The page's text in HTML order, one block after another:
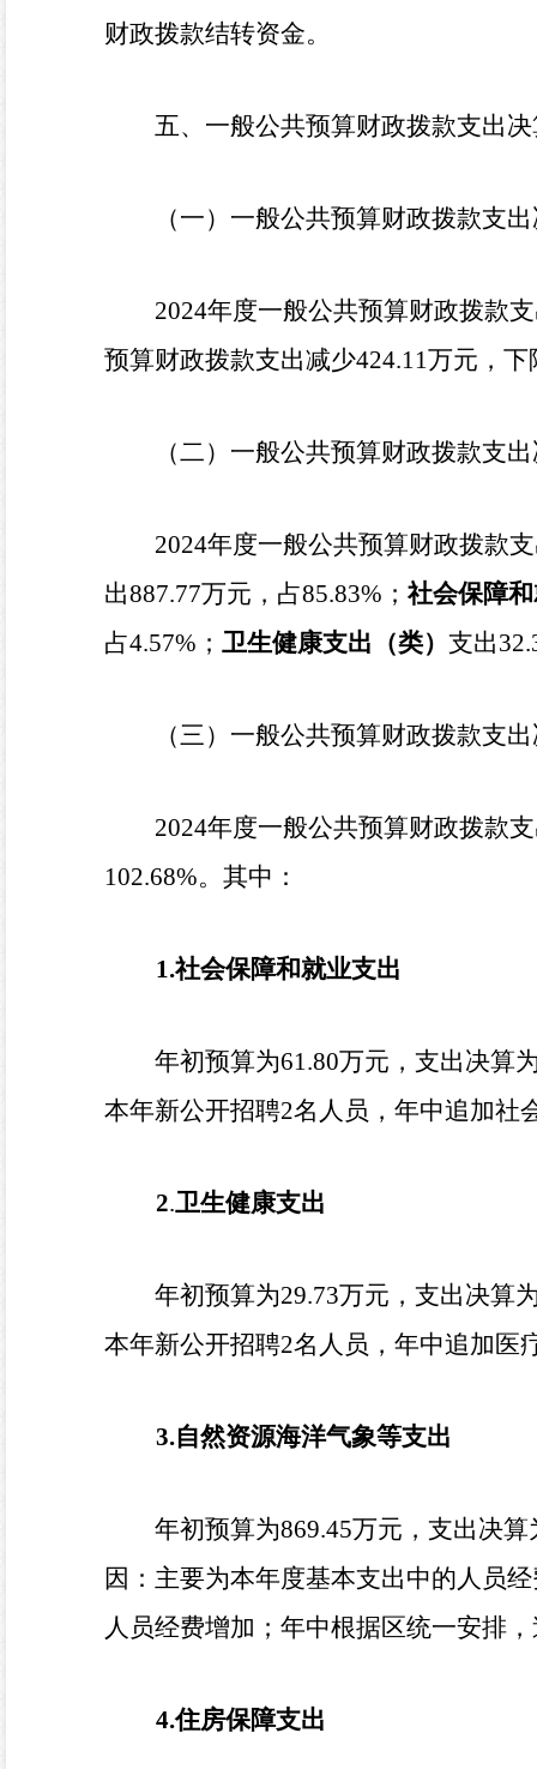
财政拨款结转资金。
五、一般公共预算财政拨款支出
（一）一般公共预算财政拨款支
2024年度一般公共预算财政拨款
预算财政拨款支出减少424.11万元，下
（二）一般公共预算财政拨款支
2024年度一般公共预算财政拨款
出887.77万元，占85.83% ； 社会保障
占4.57% ； 卫生健康支出 （类） 支出
（三）一般公共预算财政拨款支
2024年度一般公共预算财政拨款
102.68%。其中：
1.社会保障和就业支出
年初预算为61.80万元，支出决算
本年新公开招聘2名人员，年中追加社
2.卫生健康支出
年初预算为29.73万元，支出决算
本年新公开招聘2名人员，年中追加医
3.自然资源海洋气象等支出
年初预算为869.45万元，支出决算
因： 主要为本年度基本支出中的人员
人员经费增加；年中根据区统一安排
4.住房保障支出